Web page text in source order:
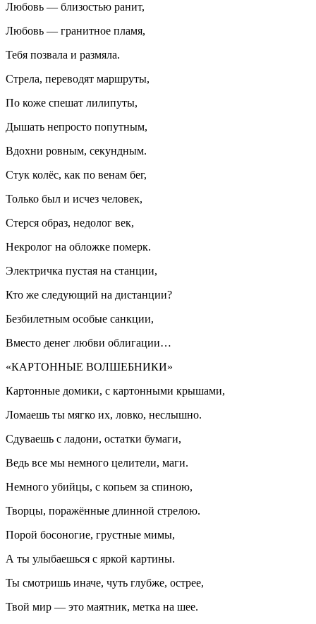
Любовь — близостью ранит,
Любовь — гранитное пламя,
Тебя позвала и размяла.
Стрела, переводят маршруты,
По коже спешат лилипуты,
Дышать непросто попутным,
Вдохни ровным, секундным.
Стук колёс, как по венам бег,
Только был и исчез человек,
Стерся образ, недолог век,
Некролог на обложке померк.
Электричка пустая на станции,
Кто же следующий на дистанции?
Безбилетным особые санкции,
Вместо денег любви облигации…
«КАРТОННЫЕ ВОЛШЕБНИКИ»
Картонные домики, с картонными крышами,
Ломаешь ты мягко их, ловко, неслышно.
Сдуваешь с ладони, остатки бумаги,
Ведь все мы немного целители, маги.
Немного убийцы, с копьем за спиною,
Творцы, поражённые длинной стрелою.
Порой босоногие, грустные мимы,
А ты улыбаешься с яркой картины.
Ты смотришь иначе, чуть глубже, острее,
Твой мир — это маятник, метка на шее.